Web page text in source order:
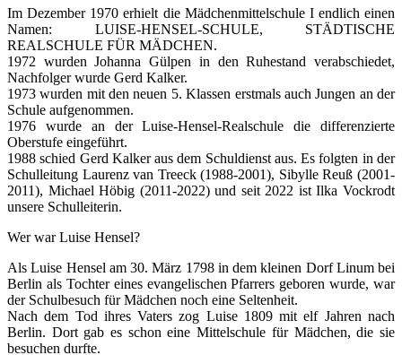
Im Dezember 1970 erhielt die Mädchenmittelschule I endlich einen
Namen: LUISE-HENSEL-SCHULE, STÄDTISCHE
REALSCHULE FÜR MÄDCHEN.
1972 wurden Johanna Gülpen in den Ruhestand verabschiedet,
Nachfolger wurde Gerd Kalker.
1973 wurden mit den neuen 5. Klassen erstmals auch Jungen an der
Schule aufgenommen.
1976 wurde an der Luise-Hensel-Realschule die differenzierte
Oberstufe eingeführt.
1988 schied Gerd Kalker aus dem Schuldienst aus. Es folgten in der
Schulleitung Laurenz van Treeck (1988-2001), Sibylle Reuß (2001-
2011), Michael Höbig (2011-2022) und seit 2022 ist Ilka Vockrodt
unsere Schulleiterin.
Wer war Luise Hensel?
Als Luise Hensel am 30. März 1798 in dem kleinen Dorf Linum bei
Berlin als Tochter eines evangelischen Pfarrers geboren wurde, war
der Schulbesuch für Mädchen noch eine Seltenheit.
Nach dem Tod ihres Vaters zog Luise 1809 mit elf Jahren nach
Berlin. Dort gab es schon eine Mittelschule für Mädchen, die sie
besuchen durfte.